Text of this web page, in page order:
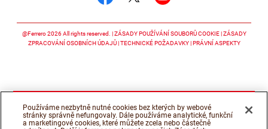
@Ferrero 2026 All rights reserved. ZÁSADY POUŽÍVÁNÍ SOUBORŮ COOKIE ZÁSADY
ZPRACOVÁNÍ OSOBNÍCH ÚDAJŮ TECHNICKÉ POŽADAVKY PRÁVNÍ ASPEKTY
Používáme nezbytně nutné cookies bez kterých by webové
stránky správně nefungovaly. Dále používáme analytické, funkční
a marketingové cookies, které můžete zcela nebo částečně